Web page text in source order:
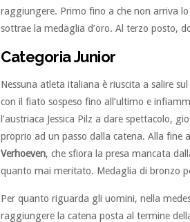
raggiungere. Primo fino a che non arriva lo
sottrae la medaglia d’oro. Al terzo posto,
Categoria Junior
Nessuna atleta italiana è riuscita a salire
con il fiato sospeso fino all’ultimo e
l’austriaca Jessica Pilz a dare spettacolo,
proprio ad un passo dalla catena. Alla fine
Verhoeven, che sfiora la presa mancata
quanto mai meritato. Medaglia di bronzo
Per quanto riguarda gli uomini, nella
raggiungere la catena posta al termine